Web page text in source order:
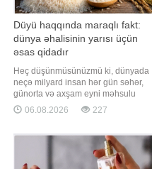
Düyü haqqında maraqlı fakt:
dünya əhalisinin yarısı üçün
əsas qidadır
Heç düşünmüsünüzmü ki, dünyada
neçə milyard insan hər gün səhər,
günorta və axşam eyni məhsulu
yeyir?. Düyü sadəcə qarnir deyil. O,
planetdə yaşayan milyardlarla
Təsadüfi deyil ki, onu Asiyanın
"çörəyi" adlandırırlar. xarici mediaya
istinadən xəbər verir ki
06.08.2026 227